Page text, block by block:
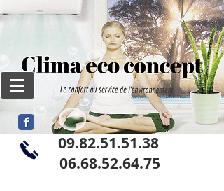
09.82.51.51.38
06.68.52.64.75